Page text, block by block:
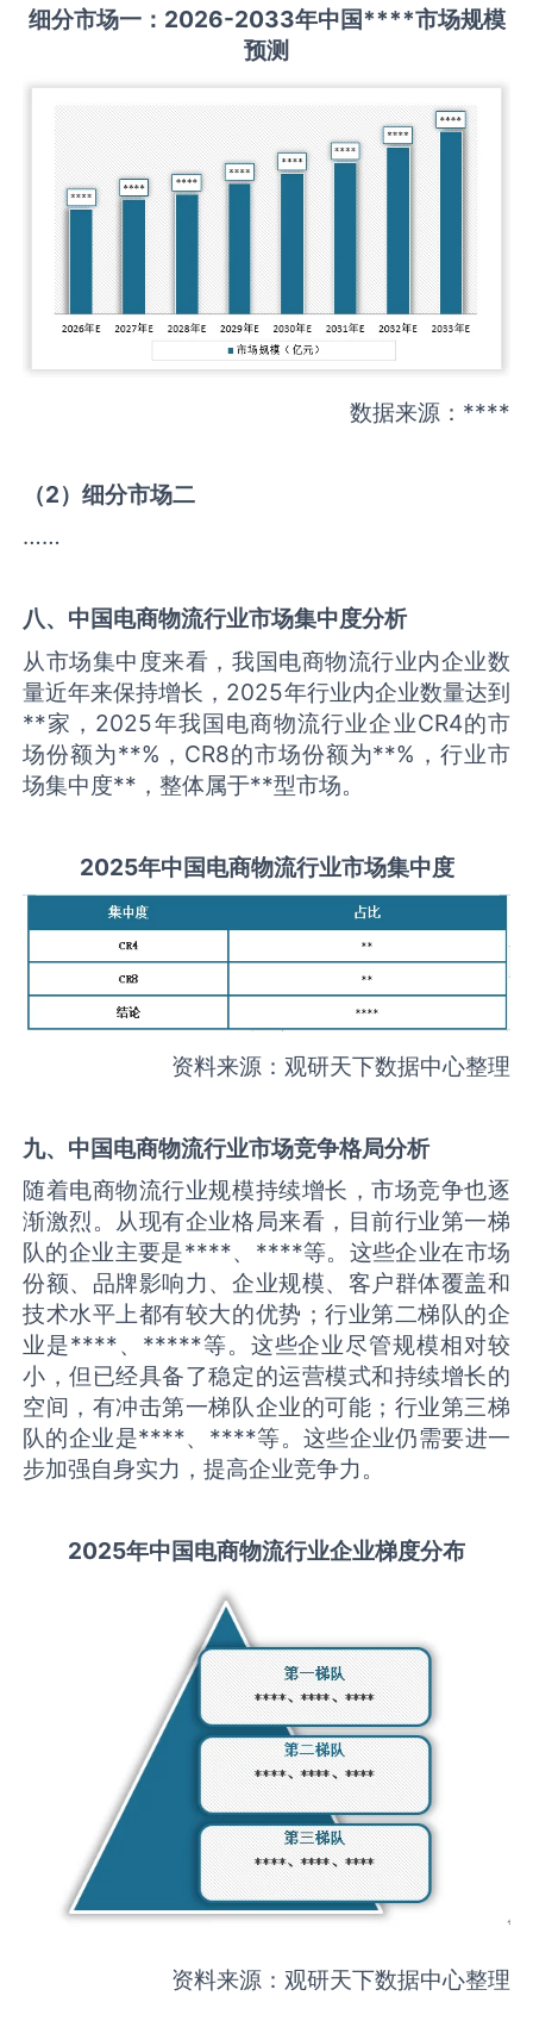
细分市场一： 2026-2033年中国****市场规模
预测
数据来源：****
（2）细分市场二
……
八、中国电商物流行业市场集中度分析
从市场集中度来看，我国电商物流行业内企业数
量近年来保持增长，2025年行业内企业数量达到
**家，2025年我国电商物流行业企业CR4的市
场份额为**%，CR8的市场份额为**%，行业市
场集中度**，整体属于**型市场。
2025年中国电商物流行业市场集中度
资料来源：观研天下数据中心整理
九、中国电商物流行业市场竞争格局分析
随着电商物流行业规模持续增长，市场竞争也逐
渐激烈。从现有企业格局来看，目前行业第一梯
队的企业主要是****、****等。这些企业在市场
份额、品牌影响力、企业规模、客户群体覆盖和
技术水平上都有较大的优势；行业第二梯队的企
业是****、*****等。这些企业尽管规模相对较
小，但已经具备了稳定的运营模式和持续增长的
空间，有冲击第一梯队企业的可能；行业第三梯
队的企业是****、****等。这些企业仍需要进一
步加强自身实力，提高企业竞争力。
2025年中国电商物流行业企业梯度分布
资料来源：观研天下数据中心整理